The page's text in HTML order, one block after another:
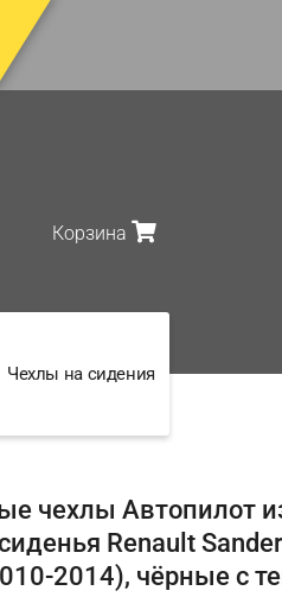
Корзина
Чехлы на сидения
чехлы Автопилот
Renault
2014), чёрные с